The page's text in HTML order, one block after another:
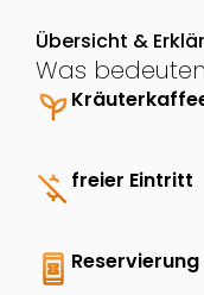
Übersicht &
Was
psychiatry
money_off freier Eintritt
book_online